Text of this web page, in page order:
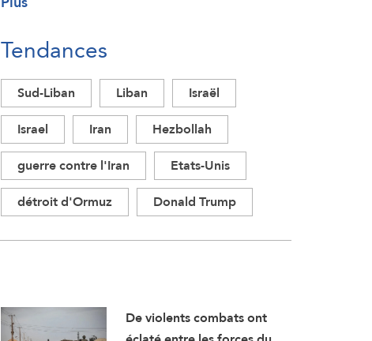
Tendances
Sud-Liban Liban
Israël
Israel
Iran
Hezbollah
guerre contre l'Iran
Etats-Unis
détroit d'Ormuz
Donald Trump
De violents combats ont